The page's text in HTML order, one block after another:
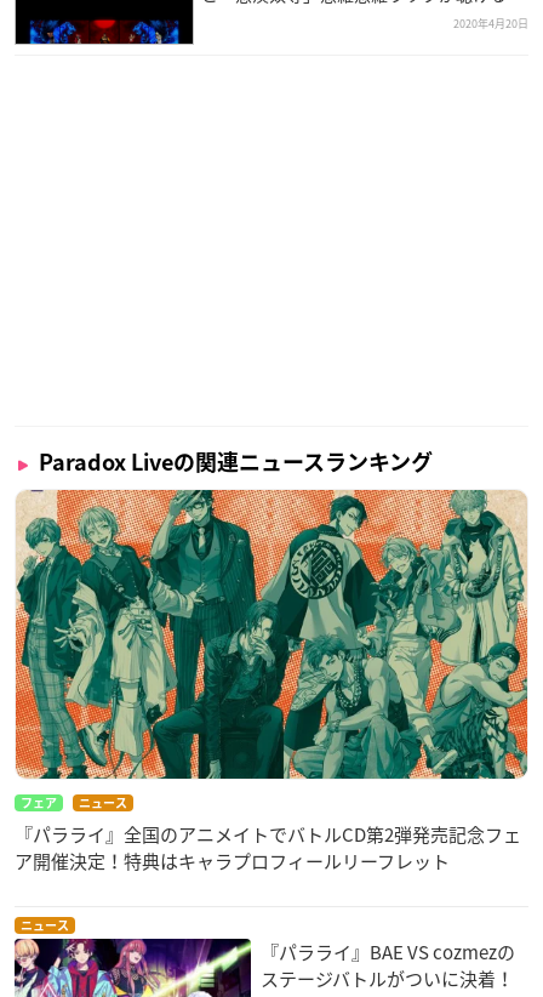
2020年4月20日
Paradox Liveの関連ニュースランキング
フェア ニュース
『パラライ』全国のアニメイトでバトルCD第2弾発売記念フェ
ア開催決定！特典はキャラプロフィールリーフレット
ニュース
『パラライ』BAE VS cozmezの
ステージバトルがついに決着！